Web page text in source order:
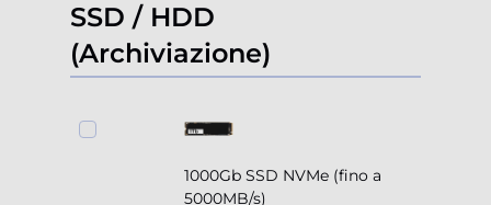
SSD / HDD
(Archiviazione)
1000Gb SSD NVMe (fino a
5000MB/s)